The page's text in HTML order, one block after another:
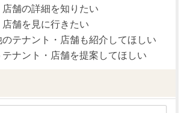
舗の詳細を知りたい
舗を見に行きたい
テナント・店舗も紹介してほしい
テナント・店舗を提案してほしい